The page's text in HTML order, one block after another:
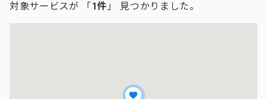
対象サービスが 「1件 」 見つかりました。